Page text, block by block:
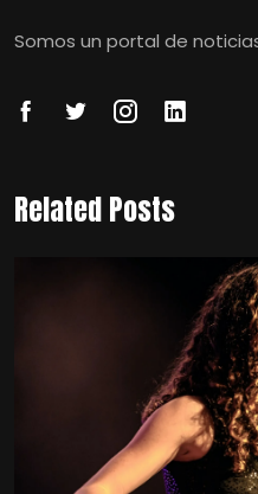
Somos un portal de
Related Posts